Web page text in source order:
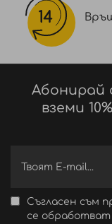
Абонирай
вземи
Съгласен съм
се